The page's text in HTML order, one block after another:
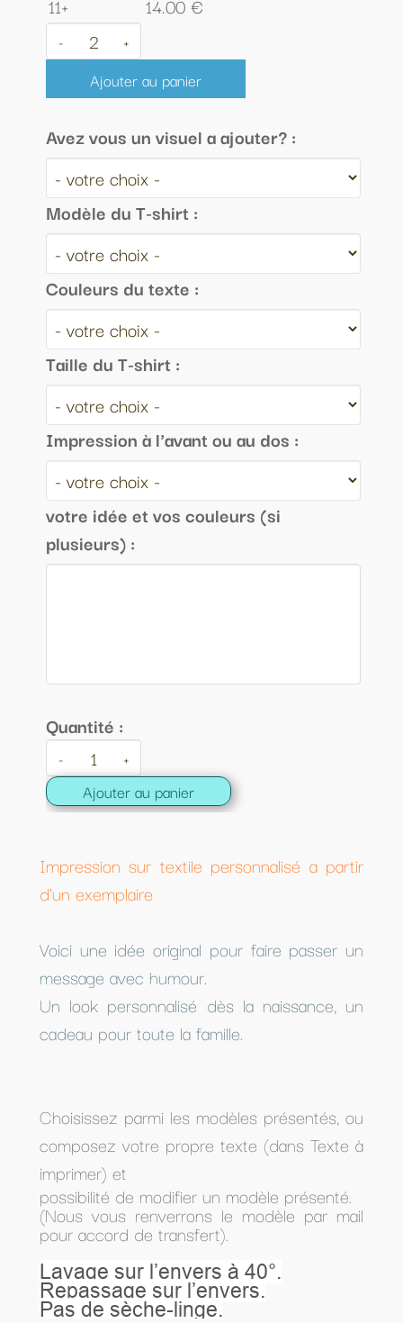
11+ 14.00 €
- +
Ajouter au panier
Avez vous un visuel a ajouter? :
Modèle du T-shirt :
Couleurs du texte :
Taille du T-shirt :
Impression à l'avant ou au dos :
votre idée et vos couleurs (si
plusieurs) :
Quantité :
- +
Ajouter au panier
Impression sur textile personnalisé a partir
d'un exemplaire
Voici une idée original pour faire passer un
message avec humour.
Un look personnalisé dès la naissance, un
cadeau pour toute la famille.
Choisissez parmi les modèles présentés, ou
composez votre propre texte (dans Texte à
imprimer) et
possibilité de modifier un modèle présenté.
(Nous vous renverrons le modèle par mail
pour accord de transfert).
Lavage sur l’envers à 40°.
Repassage sur l’envers.
Pas de sèche-linge.